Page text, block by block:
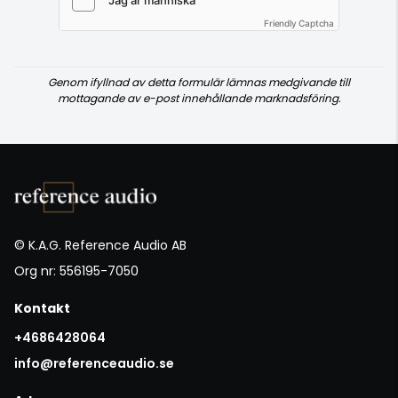
Friendly Captcha
Genom ifyllnad av detta formulär lämnas medgivande till
mottagande av e-post innehållande marknadsföring.
© K.A.G. Reference Audio AB
Org nr: 556195-7050
Kontakt
+4686428064
info@referenceaudio.se